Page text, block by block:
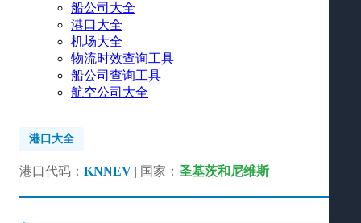
船公司大全
港口大全
机场大全
物流时效查询工具
船公司查询工具
航空公司大全
港口大全
港口代码： KNNEV | 国家： 圣基茨和尼维斯